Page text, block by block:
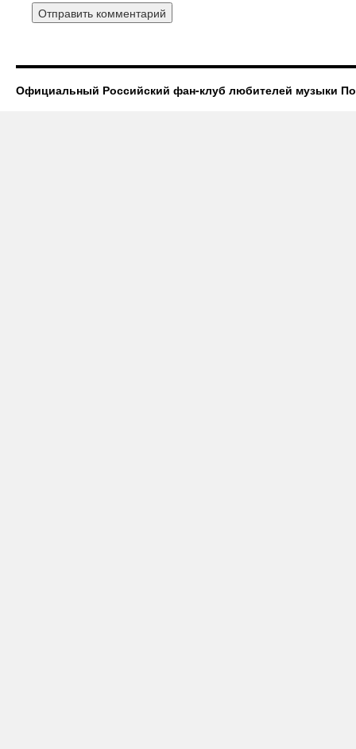
Официальный Российский фан-клуб любителей музыки